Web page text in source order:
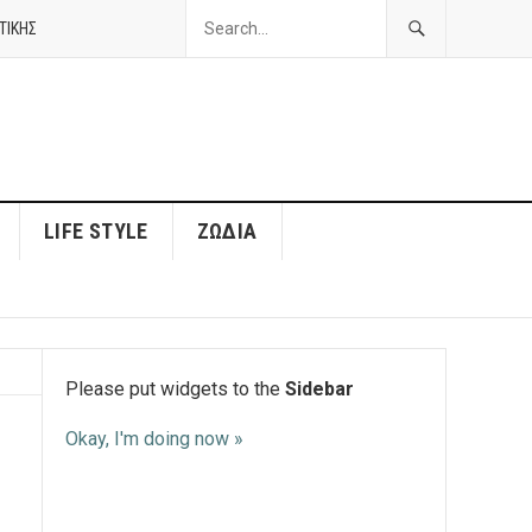
LIFE STYLE ΖΏΔΙΑ
Please put widgets to the Sidebar
Okay, I'm doing now »